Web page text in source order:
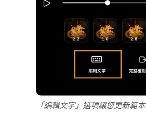
「編輯文字」選項讓您更新範